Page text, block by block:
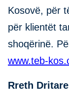
Kosovë, për
për klientët
shoqërinë.
www.teb-
Rreth